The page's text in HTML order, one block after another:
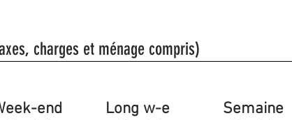
charges et ménage compris)
end Long w-e Semaine